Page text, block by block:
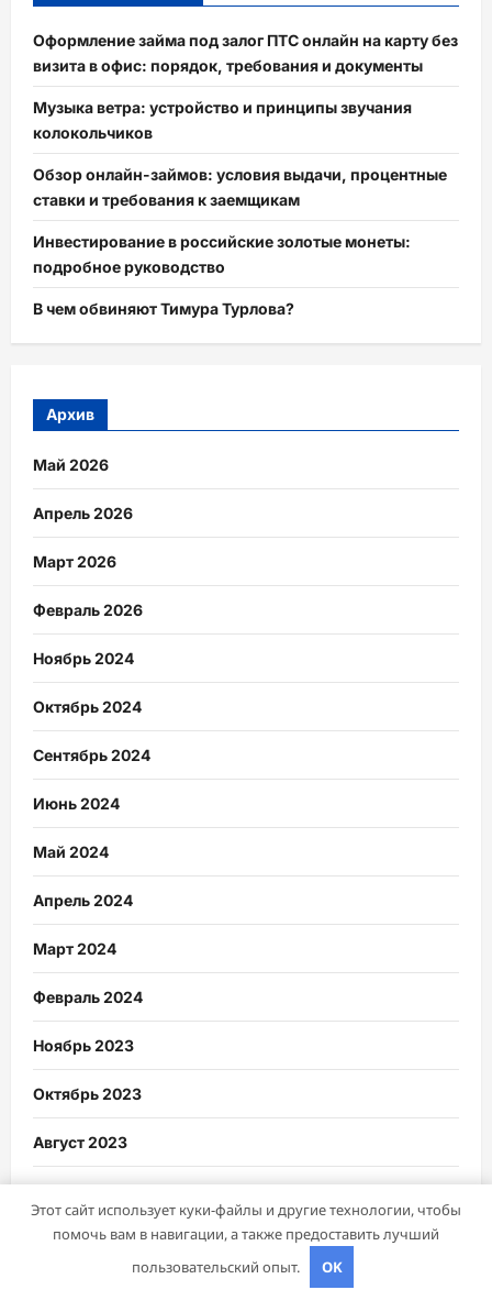
Оформление займа под залог ПТС онлайн на карту без
визита в офис: порядок, требования и документы
Музыка ветра: устройство и принципы звучания
колокольчиков
Обзор онлайн-займов: условия выдачи, процентные
ставки и требования к заемщикам
Инвестирование в российские золотые монеты:
подробное руководство
В чем обвиняют Тимура Турлова?
Архив
Май 2026
Апрель 2026
Март 2026
Февраль 2026
Ноябрь 2024
Октябрь 2024
Сентябрь 2024
Июнь 2024
Май 2024
Апрель 2024
Март 2024
Февраль 2024
Ноябрь 2023
Октябрь 2023
Август 2023
Май 2023
Апрель 2023
Этот сайт использует куки-файлы и другие технологии, чтобы
помочь вам в навигации, а также предоставить лучший
пользовательский опыт.
OK